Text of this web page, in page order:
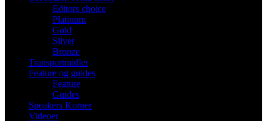
Editors choice
Platinum
Gold
Silver
Bronze
Transportmidler
Feature og guides
Feature
Guides
Speakers Korner
Videoer